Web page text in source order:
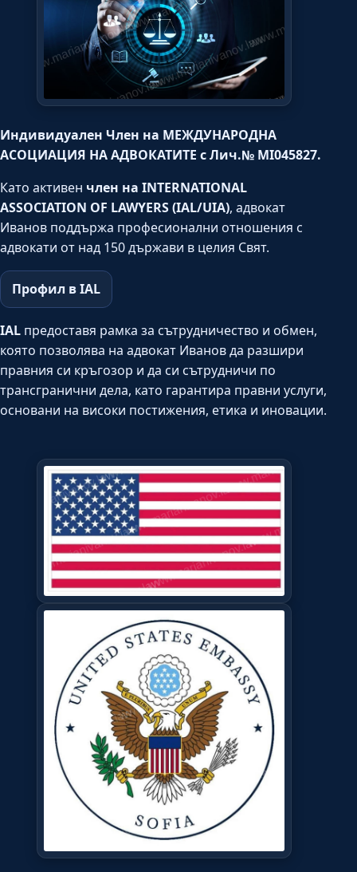
Индивидуален Член на МЕЖДУНАРОДНА
АСОЦИАЦИЯ НА АДВОКАТИТЕ с Лич.№ MI045827.
Като активен член на INTERNATIONAL
ASSOCIATION OF LAWYERS (IAL/UIA), адвокат
Иванов поддържа професионални отношения с
адвокати от над 150 държави в целия Свят.
Профил в IAL
IAL предоставя рамка за сътрудничество и обмен,
която позволява на адвокат Иванов да разшири
правния си кръгозор и да си сътрудничи по
трансгранични дела, като гарантира правни услуги,
основани на високи постижения, етика и иновации.